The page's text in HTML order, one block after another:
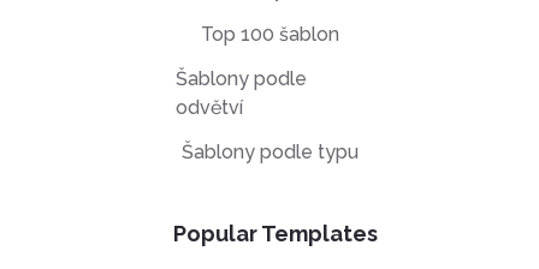
Top 100 šablon
Šablony podle
odvětví
Šablony podle typu
Popular Templates